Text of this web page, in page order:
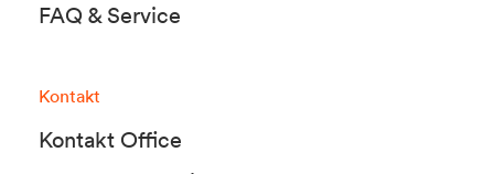
FAQ & Service
Kontakt
Kontakt Office